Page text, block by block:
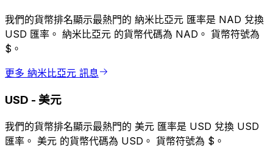
我們的貨幣排名顯示最熱門的 納米比亞元 匯率是 NAD 兌換
USD 匯率。 納米比亞元 的貨幣代碼為 NAD。 貨幣符號為
$。
更多 納米比亞元 訊息
USD - 美元
我們的貨幣排名顯示最熱門的 美元 匯率是 USD 兌換 USD
匯率。 美元 的貨幣代碼為 USD。 貨幣符號為 $。